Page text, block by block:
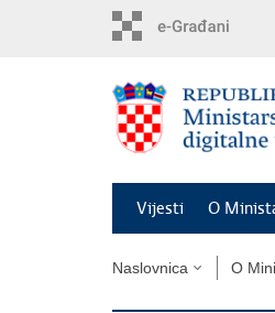
Vijesti O
Naslovnica O